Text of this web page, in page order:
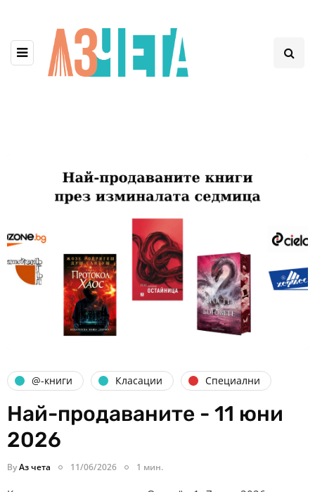
@-книги Класации Специални
Най-продаваните - 11 юни
2026
ByАз чета 11/06/2026 1 мин.